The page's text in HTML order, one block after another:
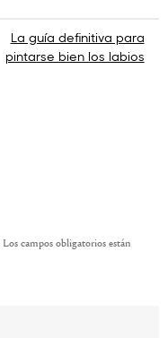
La guía definitiva para
pintarse bien los labios
Los campos obligatorios están